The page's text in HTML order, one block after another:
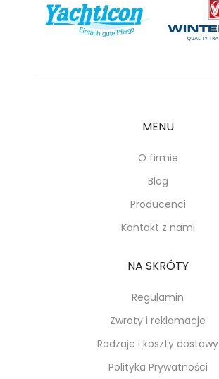
MENU
O firmie
Blog
Producenci
Kontakt z nami
NA SKRÓTY
Regulamin
Zwroty i reklamacje
Rodzaje i koszty dostawy
Polityka Prywatności